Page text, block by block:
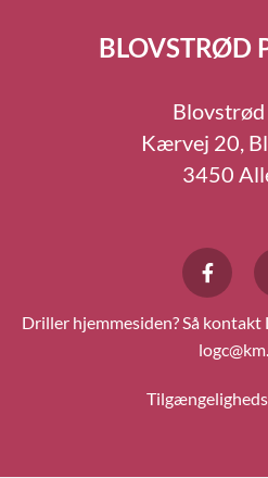
BLOVSTRØD
Kærvej 20,
3450
Driller hjemmesiden? Så kontakt